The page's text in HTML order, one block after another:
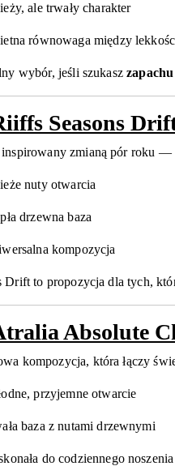
ale trwały charakter
równowaga między
wybór, jeśli szukasz
Seasons
inspirowany zmianą pór roku
nuty otwarcia
drzewna baza
kompozycja
Drift to propozycja dla tych,
Absolute
kompozycja, która łączy
przyjemne otwarcie
baza z nutami drzewnymi
do codziennego noszenia